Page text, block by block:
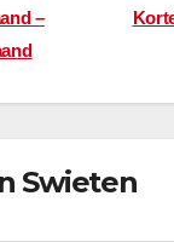
–
Swieten